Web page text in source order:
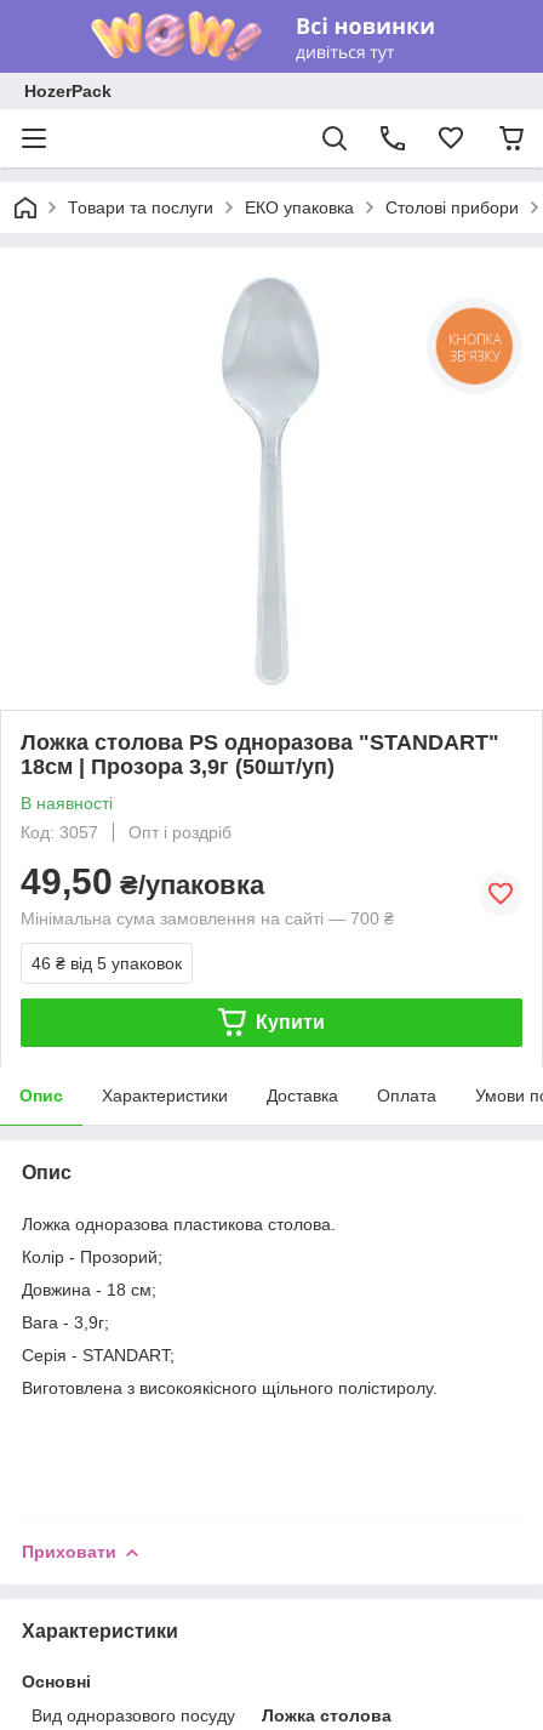
HozerPack
Товари та послуги ЕКО упаковка Столові прибори
Ложка столова PS одноразова "STANDART"
18см | Прозора 3,9г (50шт/уп)
В наявності
Код: 3057
Опт і роздріб
49,50 ₴/упаковка
Мінімальна сума замовлення на сайті — 700 ₴
46 ₴ від 5 упаковок
Купити
Опис Характеристики Доставка Оплата Умови
Опис
Ложка одноразова пластикова столова.
Колір - Прозорий;
Довжина - 18 см;
Вага - 3,9г;
Серія - STANDART;
Виготовлена з високоякісного щільного полістиролу.
Приховати
Характеристики
Основні
Вид одноразового посуду
Ложка столова
КНОПКА
ЗВ'ЯЗКУ